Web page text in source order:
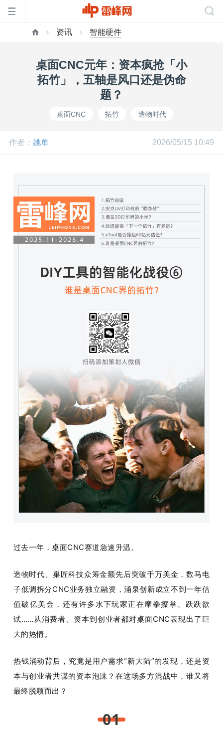
页
开
心
GAIR
专
题
资讯 智能硬件
桌面CNC元年：资本疯抢「小
拓竹」，五轴是风口还是伪命
题？
桌面CNC 拓竹 造物时代
作者： 姚单 2026/05/15 10:49
过去一年，桌面CNC赛道急速升温。
造物时代、巢匠科技众筹金额先后突破千万美金，数马电
子低调拆分CNC业务独立融资，涌泉创新成立不到一年估
值破亿美金，还有许多水下玩家正在摩拳擦掌、跃跃欲
试……从消费者、资本到创业者都对桌面CNC表现出了巨
大的热情。
热钱涌动背后，究竟是用户需求“新大陆”的发现，还是资
本与创业者共谋的资本泡沫？在这场多方混战中，谁又将
最终脱颖而出？
01